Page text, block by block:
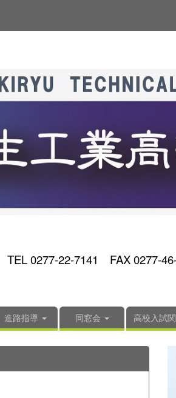
TEL 0277-22-7141 FAX 0277-
進路指導 同窓会 高校入試